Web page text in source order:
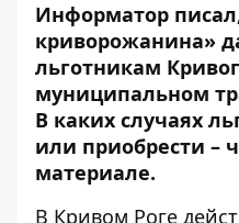
Информатор писал
криворожанина»
льготникам
муниципальном
В каких случаях
или приобрести –
материале.
В Кривом Роге